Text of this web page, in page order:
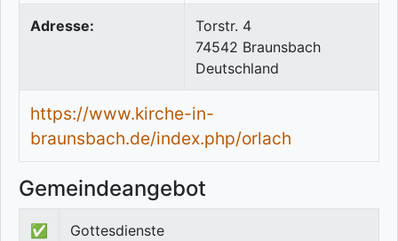
Adresse:
Torstr. 4
74542 Braunsbach
Deutschland
https://www.kirche-in-
braunsbach.de/index.php/orlach
Gemeindeangebot
✅ Gottesdienste